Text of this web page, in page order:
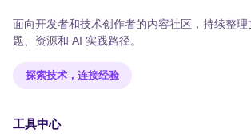
面向开发者和技术创作者的内容社区，持续整
题、资源和 AI 实践路径。
探索技术，连接经验
工具中心